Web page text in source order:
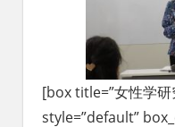
[box title=”女性学
style=”default”